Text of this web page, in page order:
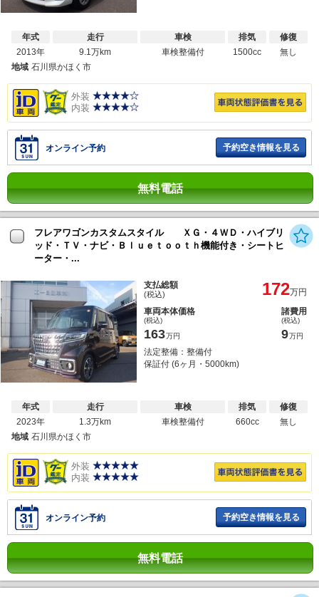
年式
2013年
走行
9.1万km
車検
車検整備付
排気
1500cc
修復
無し
地域 石川県かほく市
外装
内装
オンライン予約 予約空き情報を見る
無料電話
フレアワゴンカスタムスタイル ＸＧ・４ＷＤ・ハイブリ
ッド・ＴＶ・ナビ・Ｂｌｕｅｔｏｏｔｈ機能付き・シートヒ
ーター・...
支払総額
(税込) 172万円
車両本体価格
(税込)
163万円
諸費用
(税込)
9万円
法定整備：整備付
保証付 (6ヶ月・5000km)
年式
2023年
走行
1.3万km
車検
車検整備付
排気
660cc
修復
無し
地域 石川県かほく市
外装
内装
オンライン予約 予約空き情報を見る
無料電話